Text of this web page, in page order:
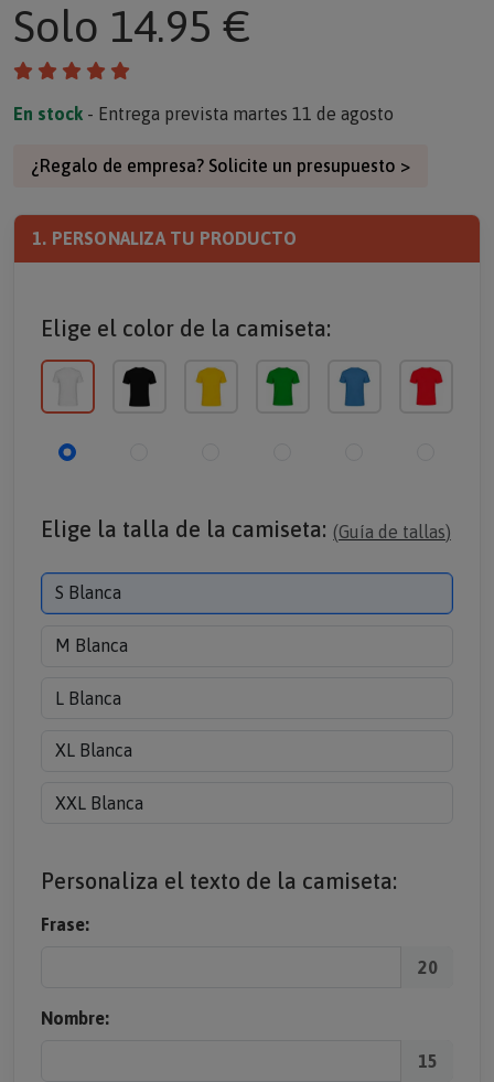
Solo 14.95 €
En stock - Entrega prevista martes 11 de agosto
¿Regalo de empresa? Solicite un presupuesto >
1. PERSONALIZA TU PRODUCTO
Elige el color de la camiseta:
Elige la talla de la camiseta: (Guía de tallas)
S Blanca
M Blanca
L Blanca
XL Blanca
XXL Blanca
Personaliza el texto de la camiseta:
Frase:
20
Nombre:
15